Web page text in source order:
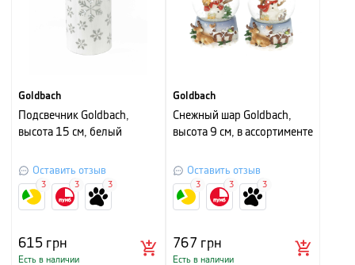
Goldbach
Подсвечник Goldbach,
высота 15 см, белый
Оставить отзыв
615грн
Есть в наличии
3 3 3
Goldbach
Снежный шар Goldbach,
высота 9 см, в ассортименте
Оставить отзыв
767 грн
Есть в наличии
3 3 3